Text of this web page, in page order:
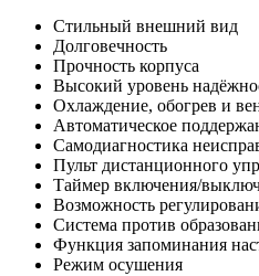
Стильный внешний вид
Долговечность
Прочность корпуса
Высокий уровень
Охлаждение, обогрев и
Автоматическое
Самодиагностика
Пульт дистанционного
Таймер включения/
Возможность
Система против
Функция запоминания
Режим осушения